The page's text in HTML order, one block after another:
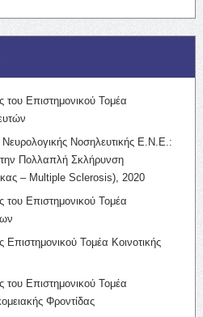
του Επιστημονικού Τομέα
Νευρολογικής Νοσηλευτικής Ε.Ν.Ε.:
Πολλαπλή Σκλήρυνση
– Multiple Sclerosis), 2020
του Επιστημονικού Τομέα
Τομέα Κοινοτικής
του Επιστημονικού Τομέα
Φροντίδας